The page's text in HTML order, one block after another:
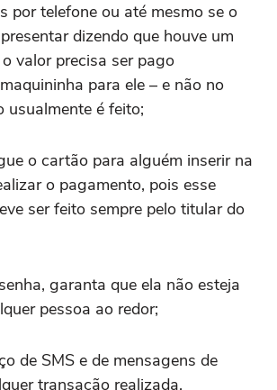
por telefone ou até mesmo se o
dizendo que houve um
valor precisa ser pago
para ele – e não no
usualmente é feito;
o cartão para alguém inserir na
o pagamento, pois esse
ser feito sempre pelo titular do
garanta que ela não esteja
pessoa ao redor;
de SMS e de mensagens de
transação realizada,